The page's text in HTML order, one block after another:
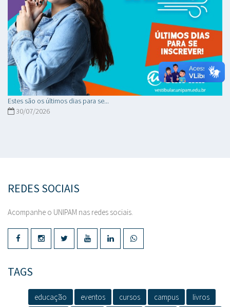
Estes são os últimos dias para se...
30/07/2026
REDES SOCIAIS
Acompanhe o UNIPAM nas redes sociais.
TAGS
educação eventos cursos campus
livros